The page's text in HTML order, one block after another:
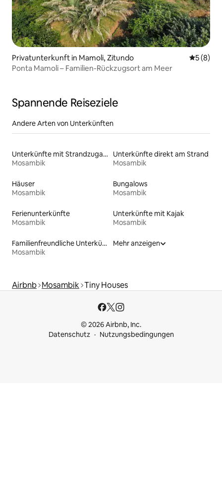
Privatunterkunft in Mamoli, Zitundo
5 (8)
Ponta Mamoli – Familien-Rückzugsort am Meer
Spannende Reiseziele
Andere Arten von Unterkünften
Unterkünfte mit Strandzugang
Mosambik
Unterkünfte direkt am Strand
Mosambik
Häuser
Mosambik
Bungalows
Mosambik
Ferienunterkünfte
Mosambik
Unterkünfte mit Kajak
Mosambik
Familienfreundliche Unterkünfte
Mosambik
Mehr anzeigen
Airbnb Mosambik Tiny Houses
© 2026 Airbnb, Inc.
Datenschutz
Nutzungsbedingungen